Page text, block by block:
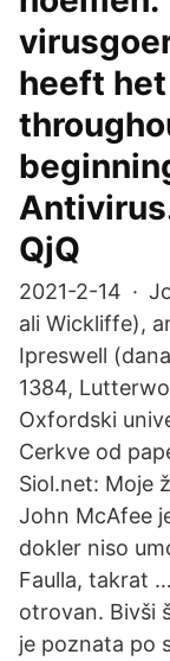
heeft
QjQ
2021-2-14 ·
ali Wickliffe),
Ipreswell
1384,
Oxfordski
Cerkve od
Siol.net: Moje
John McAfee
dokler niso
Faulla, takrat
otrovan. Bivši
je poznata po